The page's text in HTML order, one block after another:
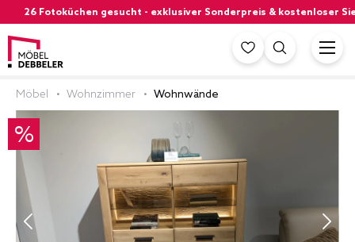
26 Fotoküchen gesucht - exklusiver Sonderpreis & kostenloser
Möbel Wohnzimmer Wohnwände
%